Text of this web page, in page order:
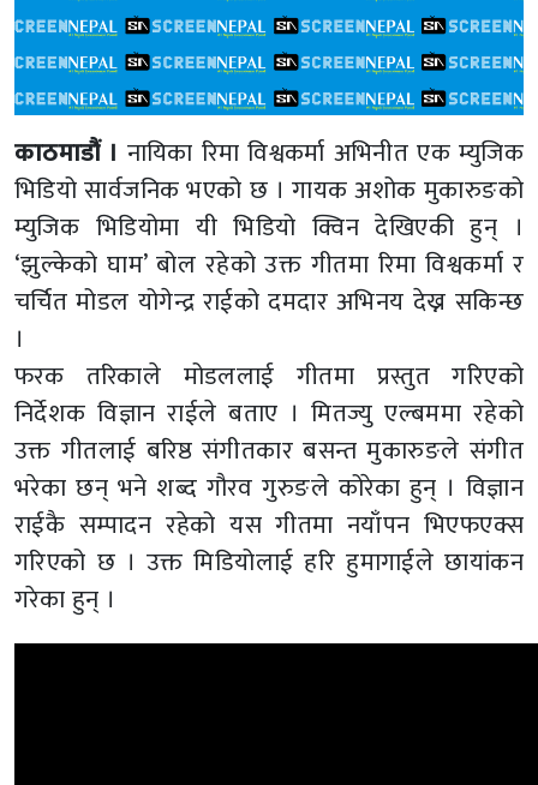
काठमाडौं । नायिका रिमा विश्वकर्मा अभिनीत एक म्युजिक
भिडियो सार्वजनिक भएको छ । गायक अशोक मुकारुङको
म्युजिक भिडियोमा यी भिडियो क्विन देखिएकी हुन् ।
‘झुल्केको घाम’ बोल रहेको उक्त गीतमा रिमा विश्वकर्मा र
चर्चित मोडल योगेन्द्र राईको दमदार अभिनय देख्न सकिन्छ
।
फरक तरिकाले मोडललाई गीतमा प्रस्तुत गरिएको
निर्देशक विज्ञान राईले बताए । मितज्यु एल्बममा रहेको
उक्त गीतलाई बरिष्ठ संगीतकार बसन्त मुकारुङले संगीत
भरेका छन् भने शब्द गौरव गुरुङले कोरेका हुन् । विज्ञान
राईकै सम्पादन रहेको यस गीतमा नयाँपन भिएफएक्स
गरिएको छ । उक्त मिडियोलाई हरि हुमागाईले छायांकन
गरेका हुन् ।